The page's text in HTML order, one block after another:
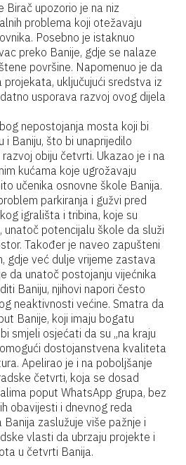
Birač upozorio je na niz
problema koji otežavaju
Posebno je istaknuo
preko Banije, gdje se nalaze
površine. Napomenuo je da
projekata, uključujući sredstva iz
usporava razvoj ovog dijela
nepostojanja mosta koji bi
Baniju, što bi unaprijedilo
obiju četvrti. Ukazao je i na
kućama koje ugrožavaju
učenika osnovne škole Banija.
parkiranja i gužvi pred
igrališta i tribina, koje su
unatoč potencijalu škole da služi
Također je naveo zapušteni
gdje već dulje vrijeme zastava
da unatoč postojanju vijećnika
Baniju, njihovi napori često
neaktivnosti većine. Smatra da
Banije, koji imaju bogatu
smjeli osjećati da su „na kraju
dostojanstvena kvaliteta
Apelirao je i na poboljšanje
četvrti, koja se dosad
poput WhatsApp grupa, bez
obavijesti i dnevnog reda
Banija zaslužuje više pažnje i
vlasti da ubrzaju projekte i
u četvrti Banija.